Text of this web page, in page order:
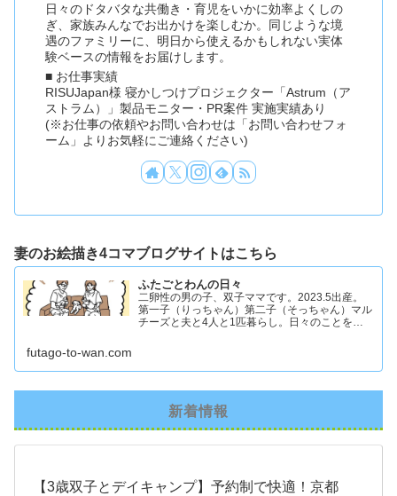
日々のドタバタな共働き・育児をいかに効率よくしの
ぎ、家族みんなでお出かけを楽しむか。同じような境
遇のファミリーに、明日から使えるかもしれない実体
験ベースの情報をお届けします。
■ お仕事実績
RISUJapan様 寝かしつけプロジェクター「Astrum（ア
ストラム）」製品モニター・PR案件 実施実績あり
(※お仕事の依頼やお問い合わせは「お問い合わせフォ
ーム」よりお気軽にご連絡ください)
妻のお絵描き4コマブログサイトはこちら
ふたごとわんの日々
二卵性の男の子、双子ママです。2023.5出産。
第一子（りっちゃん）第二子（そっちゃん）マル
チーズと夫と4人と1匹暮らし。日々のことを忘
futago-to-wan.com
新着情報
【3歳双子とデイキャンプ】予約制で快適！京都